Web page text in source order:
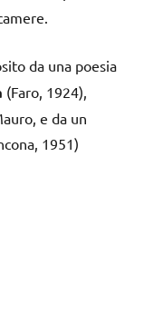
da una poesia
(Faro, 1924),
e da un
1951)